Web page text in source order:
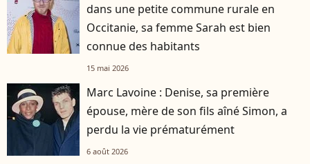
dans une petite commune rurale en
Occitanie, sa femme Sarah est bien
connue des habitants
15 mai 2026
Marc Lavoine : Denise, sa première
épouse, mère de son fils aîné Simon, a
perdu la vie prématurément
6 août 2026